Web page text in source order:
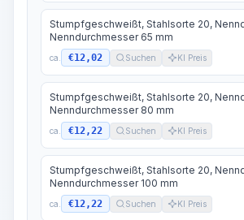
Stumpfgeschweißt, Stahlsorte 20,
Nenndurchmesser 65 mm
ca. €12,02 Suchen KI Preis
Stumpfgeschweißt, Stahlsorte 20,
Nenndurchmesser 80 mm
ca. €12,22 Suchen KI Preis
Stumpfgeschweißt, Stahlsorte 20,
Nenndurchmesser 100 mm
ca. €12,22 Suchen KI Preis